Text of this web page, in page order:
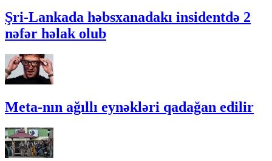
Şri-Lankada həbsxanadakı insidentdə 2
nəfər həlak olub
Meta-nın ağıllı eynəkləri qadağan edilir